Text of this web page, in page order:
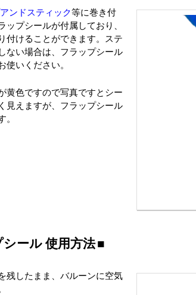
ンドスティック等に巻き付
ップシールが付属しており、
付けることができます。ステ
ない場合は、フラップシール
使いください。
黄色ですので写真ですとシー
見えますが、フラップシール
ール 使用方法
残したまま、バルーンに空気